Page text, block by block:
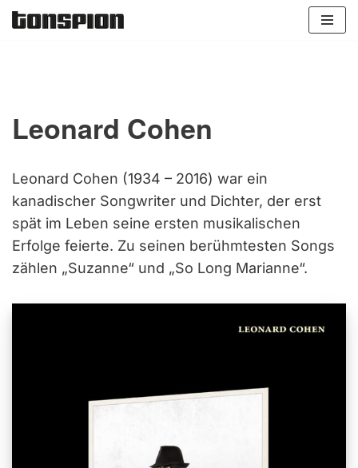
Leonard Cohen
Leonard Cohen (1934 – 2016) war ein
kanadischer Songwriter und Dichter, der erst
spät im Leben seine ersten musikalischen
Erfolge feierte. Zu seinen berühmtesten Songs
zählen „Suzanne“ und „So Long Marianne“.